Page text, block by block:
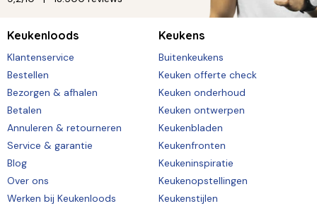
Keukenloods
Klantenservice
Bestellen
Bezorgen & afhalen
Betalen
Annuleren & retourneren
Service & garantie
Blog
Over ons
Werken bij Keukenloods
Keukens
Buitenkeukens
Keuken offerte check
Keuken onderhoud
Keuken ontwerpen
Keukenbladen
Keukenfronten
Keukeninspiratie
Keukenopstellingen
Keukenstijlen